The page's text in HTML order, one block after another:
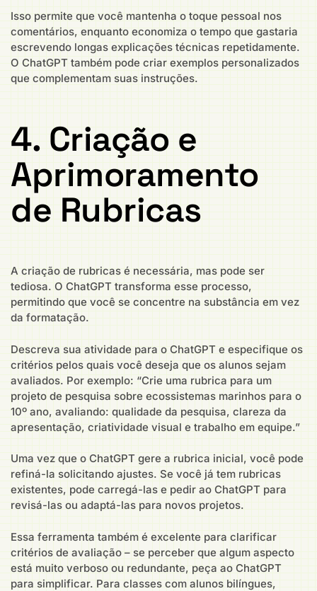
Isso permite que você mantenha o toque pessoal nos
comentários, enquanto economiza o tempo que gastaria
escrevendo longas explicações técnicas repetidamente.
O ChatGPT também pode criar exemplos personalizados
que complementam suas instruções.
4. Criação e
Aprimoramento
de Rubricas
A criação de rubricas é necessária, mas pode ser
tediosa. O ChatGPT transforma esse processo,
permitindo que você se concentre na substância em vez
da formatação.
Descreva sua atividade para o ChatGPT e especifique os
critérios pelos quais você deseja que os alunos sejam
avaliados. Por exemplo: “Crie uma rubrica para um
projeto de pesquisa sobre ecossistemas marinhos para o
10º ano, avaliando: qualidade da pesquisa, clareza da
apresentação, criatividade visual e trabalho em equipe.”
Uma vez que o ChatGPT gere a rubrica inicial, você pode
refiná-la solicitando ajustes. Se você já tem rubricas
existentes, pode carregá-las e pedir ao ChatGPT para
revisá-las ou adaptá-las para novos projetos.
Essa ferramenta também é excelente para clarificar
critérios de avaliação – se perceber que algum aspecto
está muito verboso ou redundante, peça ao ChatGPT
para simplificar. Para classes com alunos bilíngues,